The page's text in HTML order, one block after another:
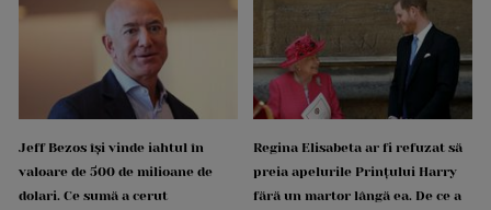
Jeff Bezos își vinde iahtul în
valoare de 500 de milioane de
dolari. Ce sumă a cerut
Regina Elisabeta ar fi refuzat să
preia apelurile Prințului Harry
fără un martor lângă ea. De ce a